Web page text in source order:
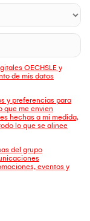
OECHSLE y
de mis datos
y preferencias para
que me envien
hechas a mi medida,
lo que se alinee
del grupo
eventos y